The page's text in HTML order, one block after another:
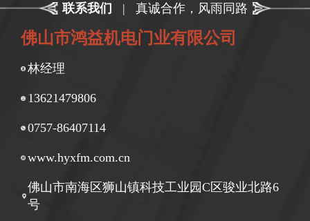
联系我们 | 真诚合作，风雨同路
佛山市鸿益机电门业有限公司
林经理
13621479806
0757-86407114
www.hyxfm.com.cn
佛山市南海区狮山镇科技工业园C区骏业北路6
号